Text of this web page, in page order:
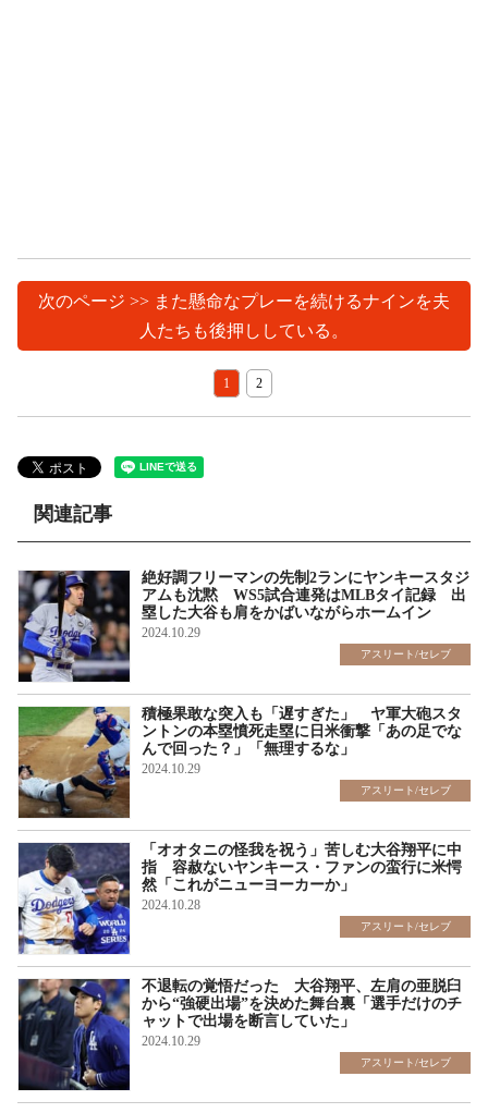
次のページ >> また懸命なプレーを続けるナインを夫
人たちも後押ししている。
1 2
関連記事
絶好調フリーマンの先制2ランにヤンキースタジ
アムも沈黙 WS5試合連発はMLBタイ記録 出
塁した大谷も肩をかばいながらホームイン
2024.10.29
アスリート/セレブ
積極果敢な突入も「遅すぎた」 ヤ軍大砲スタ
ントンの本塁憤死走塁に日米衝撃「あの足でな
んで回った？」「無理するな」
2024.10.29
アスリート/セレブ
「オオタニの怪我を祝う」苦しむ大谷翔平に中
指 容赦ないヤンキース・ファンの蛮行に米愕
然「これがニューヨーカーか」
2024.10.28
アスリート/セレブ
不退転の覚悟だった 大谷翔平、左肩の亜脱臼
から“強硬出場”を決めた舞台裏「選手だけのチ
ャットで出場を断言していた」
2024.10.29
アスリート/セレブ